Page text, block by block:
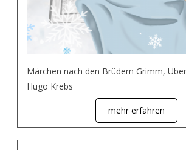
Märchen nach den Brüdern Grimm,
Hugo Krebs
mehr erfahren